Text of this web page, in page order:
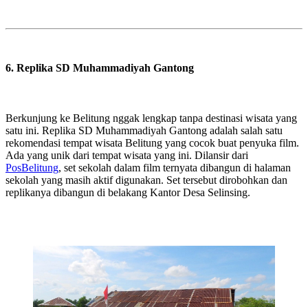
6. Replika SD Muhammadiyah Gantong
Berkunjung ke Belitung nggak lengkap tanpa destinasi wisata yang
satu ini. Replika SD Muhammadiyah Gantong adalah salah satu
rekomendasi tempat wisata Belitung yang cocok buat penyuka film.
Ada yang unik dari tempat wisata yang ini. Dilansir dari
PosBelitung, set sekolah dalam film ternyata dibangun di halaman
sekolah yang masih aktif digunakan. Set tersebut dirobohkan dan
replikanya dibangun di belakang Kantor Desa Selinsing.